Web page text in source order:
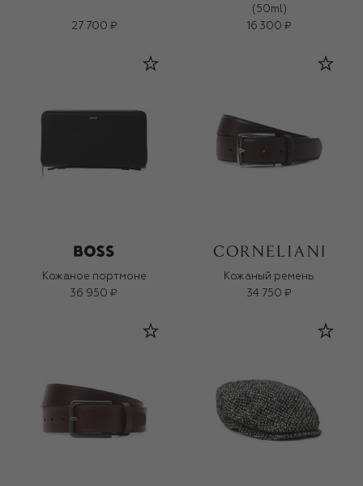
27 700 ₽
(50ml)
16 300 ₽
Кожаное портмоне
36 950 ₽
Кожаный ремень
34 750 ₽